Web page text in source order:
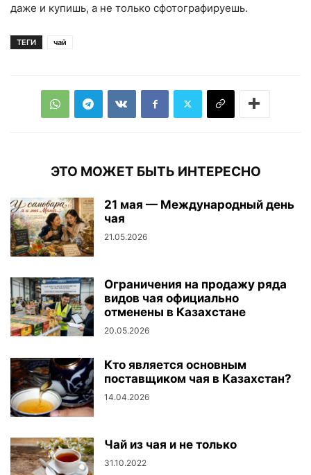
даже и купишь, а не только сфотографируешь.
ТЕГИ чай
ЭТО МОЖЕТ БЫТЬ ИНТЕРЕСНО
21 мая — Международный день
чая
21.05.2026
Ограничения на продажу ряда
видов чая официально
отменены в Казахстане
20.05.2026
Кто является основным
поставщиком чая в Казахстан?
14.04.2026
Чай из чая и не только
31.10.2022